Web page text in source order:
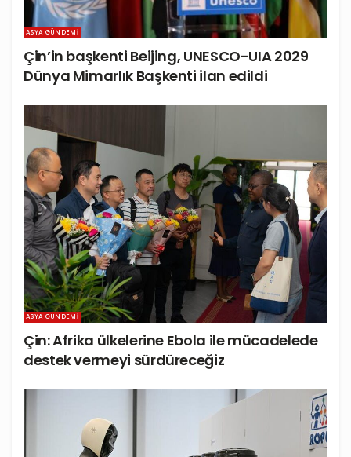
ASYA GÜNDEMI
Çin’in başkenti Beijing, UNESCO-UIA 2029
Dünya Mimarlık Başkenti ilan edildi
ASYA GÜNDEMI
Çin: Afrika ülkelerine Ebola ile mücadelede
destek vermeyi sürdüreceğiz